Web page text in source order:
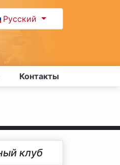
Русский
Контакты
клуб